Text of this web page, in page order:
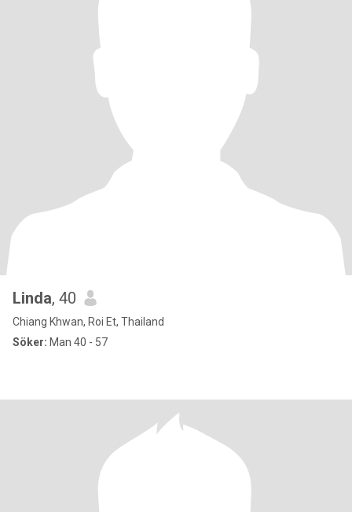
Linda, 40
Chiang Khwan, Roi Et, Thailand
Söker: Man 40 - 57